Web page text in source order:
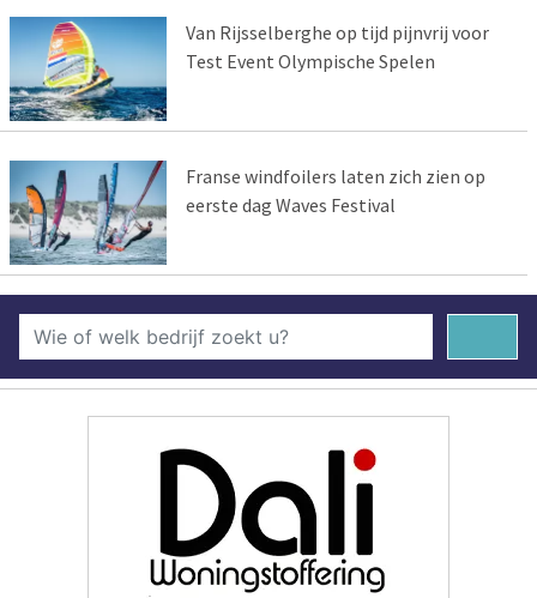
Van Rijsselberghe op tijd pijnvrij voor
Test Event Olympische Spelen
Franse windfoilers laten zich zien op
eerste dag Waves Festival